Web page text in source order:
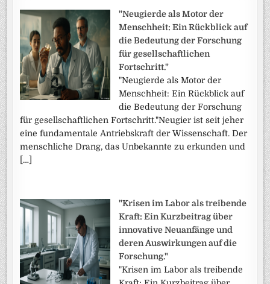
"Neugierde als Motor der
Menschheit: Ein Rückblick auf
die Bedeutung der Forschung
für gesellschaftlichen
Fortschritt."
"Neugierde als Motor der
Menschheit: Ein Rückblick auf
die Bedeutung der Forschung
für gesellschaftlichen Fortschritt."Neugier ist seit jeher
eine fundamentale Antriebskraft der Wissenschaft. Der
menschliche Drang, das Unbekannte zu erkunden und
[…]
"Krisen im Labor als treibende
Kraft: Ein Kurzbeitrag über
innovative Neuanfänge und
deren Auswirkungen auf die
Forschung."
"Krisen im Labor als treibende